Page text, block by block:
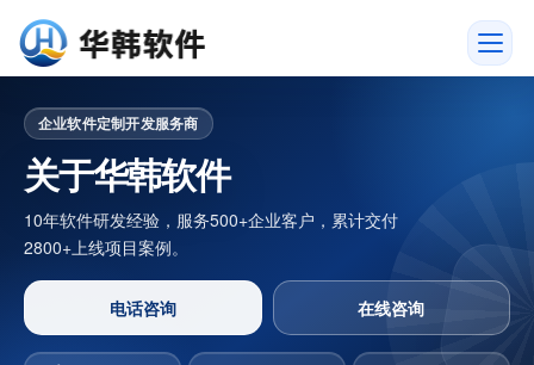
关于我们
企业软件定制开发服务商
关于华韩软件
10年软件研发经验，服务500+企业客户，累计交付
2800+上线项目案例。
电话咨询 在线咨询